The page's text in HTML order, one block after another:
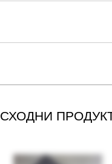
СХОДНИ